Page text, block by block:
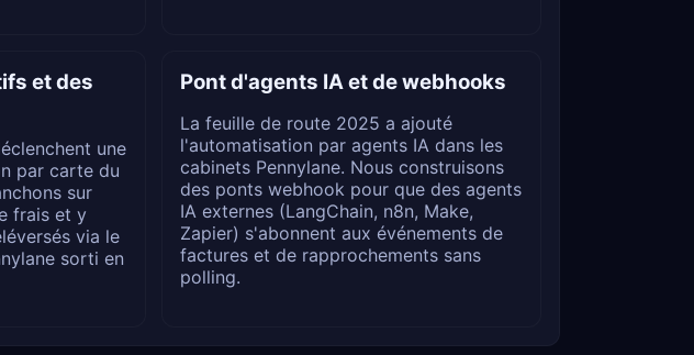
et des
une
par carte du
sur
frais et y
via le
sorti en
Pont d'agents IA et de webhooks
La feuille de route 2025 a ajouté
l'automatisation par agents IA dans les
cabinets Pennylane. Nous construisons
des ponts webhook pour que des agents
IA externes (LangChain, n8n, Make,
Zapier) s'abonnent aux événements de
factures et de rapprochements sans
polling.